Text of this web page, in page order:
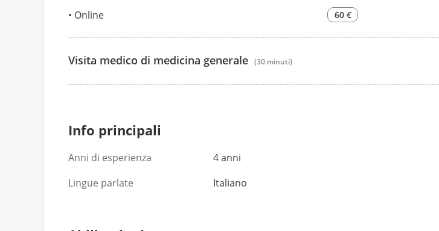
Online 60 €
Visita medico di medicina generale (30 minuti)
Info principali
Anni di esperienza
4 anni
Lingue parlate
Italiano